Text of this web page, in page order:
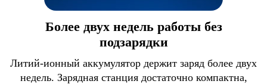
Более двух недель работы без
подзарядки
Литий-ионный аккумулятор держит заряд более двух
недель. Зарядная станция достаточно компактна,